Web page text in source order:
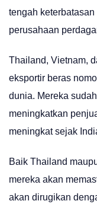
tengah
perusahaan
Thailand, Vietnam,
eksportir beras
dunia. Mereka
meningkatkan
meningkat sejak
Baik Thailand
mereka akan
akan dirugikan